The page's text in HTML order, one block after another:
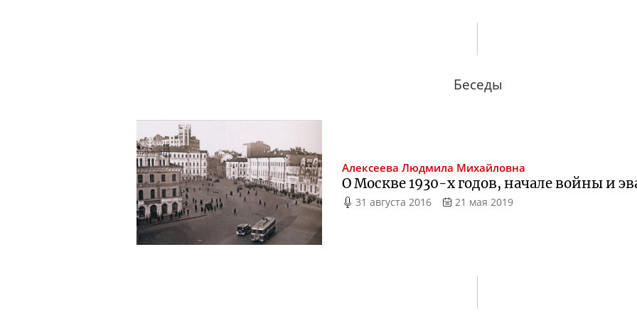
Беседы
Алексеева Людмила Михайловна
О Москве1930-хгодов, начале войны и
31 августа 2016 21 мая 2019